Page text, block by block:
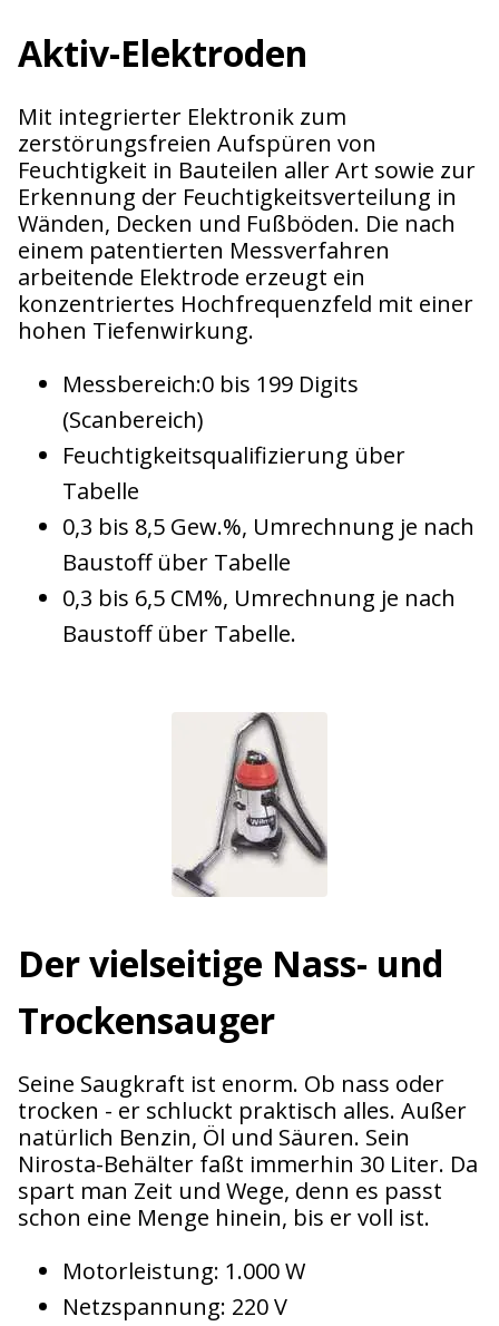
Aktiv-Elektroden
Mit integrierter Elektronik zum
zerstörungsfreien Aufspüren von
Feuchtigkeit in Bauteilen aller Art sowie zur
Erkennung der Feuchtigkeitsverteilung in
Wänden, Decken und Fußböden. Die nach
einem patentierten Messverfahren
arbeitende Elektrode erzeugt ein
konzentriertes Hochfrequenzfeld mit einer
hohen Tiefenwirkung.
Messbereich:0 bis 199 Digits
(Scanbereich)
Feuchtigkeitsqualifizierung über
Tabelle
0,3 bis 8,5 Gew.%, Umrechnung je nach
Baustoff über Tabelle
0,3 bis 6,5 CM%, Umrechnung je nach
Baustoff über Tabelle.
Der vielseitige Nass- und
Trockensauger
Seine Saugkraft ist enorm. Ob nass oder
trocken - er schluckt praktisch alles. Außer
natürlich Benzin, Öl und Säuren. Sein
Nirosta-Behälter faßt immerhin 30 Liter. Da
spart man Zeit und Wege, denn es passt
schon eine Menge hinein, bis er voll ist.
Motorleistung: 1.000 W
Netzspannung: 220 V